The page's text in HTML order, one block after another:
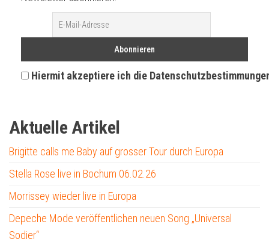
Hiermit akzeptiere ich die
Aktuelle Artikel
Brigitte calls me Baby auf grosser Tour durch Europa
Stella Rose live in Bochum 06.02.26
Morrissey wieder live in Europa
Depeche Mode veröffentlichen neuen Song „Universal
Sodier“